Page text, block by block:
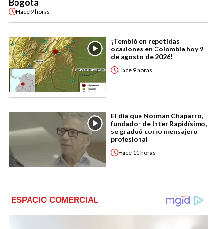
Bogotá
Hace 9 horas
¡Tembló en repetidas
ocasiones en Colombia hoy 9
de agosto de 2026!
Hace 9 horas
El día que Norman Chaparro,
fundador de Inter Rapidísimo,
se graduó como mensajero
profesional
Hace 10 horas